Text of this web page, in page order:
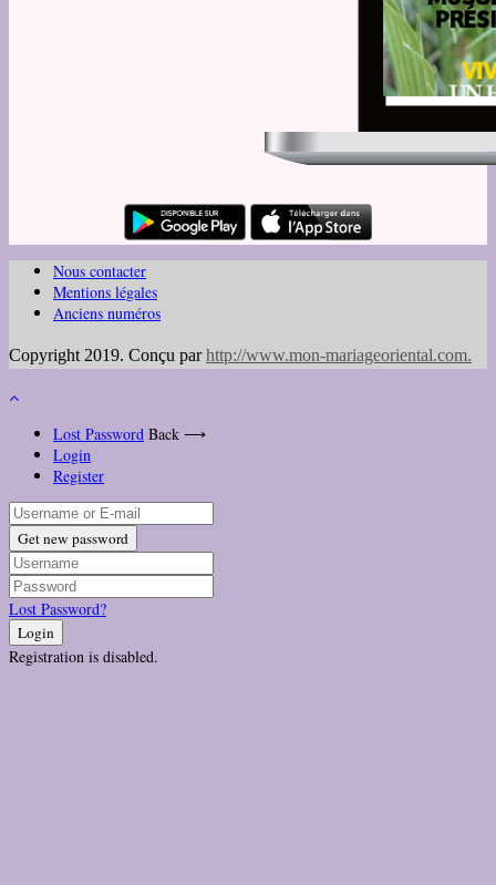
Nous contacter
Mentions légales
Anciens numéros
Copyright 2019. Conçu parhttp://www.mon-mariageoriental.com.
Lost Password Back ⟶
Login
Register
Get new password
Lost Password?
Login
Registration is disabled.